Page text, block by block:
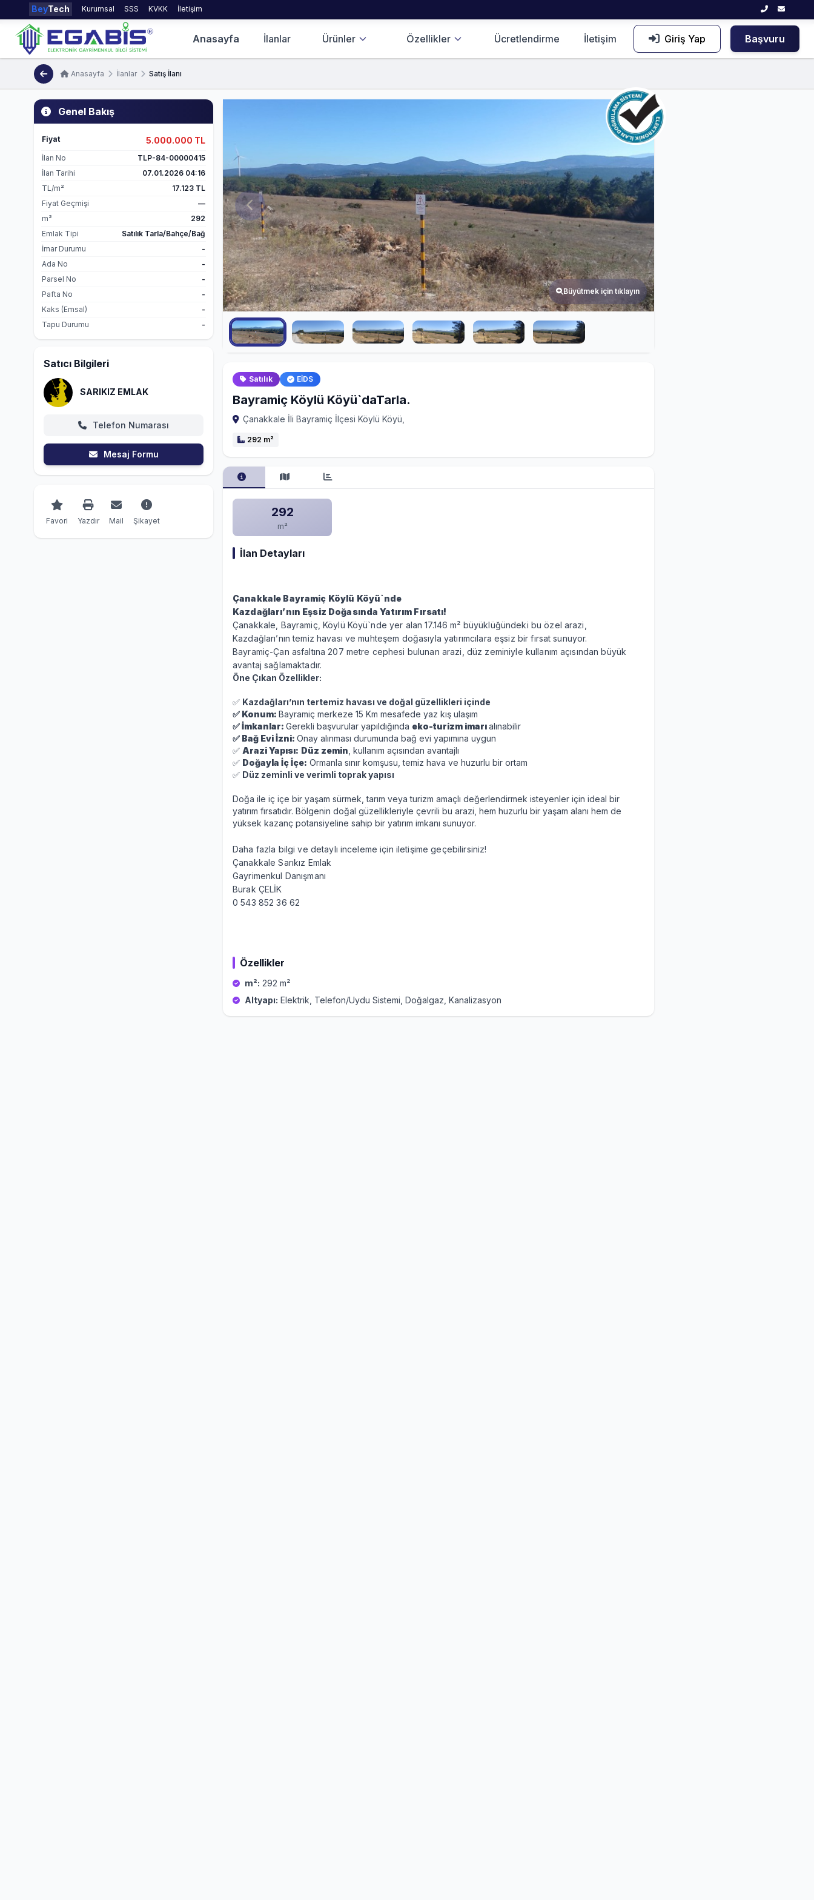
BeyTech Kurumsal SSS KVKK İletişim
Anasayfa İlanlar Ürünler Özellikler Ücretlendirme İletişim Giriş Yap Başvuru
Anasayfa İlanlar Satış İlanı
Genel Bakış
Fiyat 5.000.000 TL
İlan No
TLP-84-00000415
İlan Tarihi
07.01.2026 04:16
TL/m²
17.123 TL
Fiyat Geçmişi
—
m²
292
Emlak Tipi
Satılık Tarla/Bahçe/Bağ
İmar Durumu
-
Ada No
-
Parsel No
-
Pafta No
-
Kaks (Emsal)
-
Tapu Durumu
-
Satıcı Bilgileri
SARIKIZ EMLAK
Telefon Numarası
Mesaj Formu
Favori Yazdır Mail Şikayet
Büyütmek için tıklayın
Satılık EİDS
Bayramiç Köylü Köyü`daTarla.
Çanakkale İli Bayramiç İlçesi Köylü Köyü,
292 m²
292
m²
İlan Detayları
Çanakkale Bayramiç Köylü Köyü`nde
Kazdağları’nın Eşsiz Doğasında Yatırım Fırsatı!
Çanakkale, Bayramiç, Köylü Köyü`nde yer alan 17.146 m² büyüklüğündeki bu özel arazi,
Kazdağları’nın temiz havası ve muhteşem doğasıyla yatırımcılara eşsiz bir fırsat sunuyor.
Bayramiç-Çan asfaltına 207 metre cephesi bulunan arazi, düz zeminiyle kullanım açısından büyük
avantaj sağlamaktadır.
Öne Çıkan Özellikler:
✅ Kazdağları’nın tertemiz havası ve doğal güzellikleri içinde
✅ Konum: Bayramiç merkeze 15 Km mesafede yaz kış ulaşım
✅İmkanlar: Gerekli başvurular yapıldığında eko-turizm imarıalınabilir
✅ Bağ Evi İzni: Onay alınması durumunda bağ evi yapımına uygun
✅ Arazi Yapısı: Düz zemin, kullanım açısından avantajlı
✅ Doğayla İç İçe: Ormanla sınır komşusu, temiz hava ve huzurlu bir ortam
✅ Düz zeminli ve verimli toprak yapısı
Doğa ile iç içe bir yaşam sürmek, tarım veya turizm amaçlı değerlendirmek isteyenler için ideal bir
yatırım fırsatıdır. Bölgenin doğal güzellikleriyle çevrili bu arazi, hem huzurlu bir yaşam alanı hem de
yüksek kazanç potansiyeline sahip bir yatırım imkanı sunuyor.
Daha fazla bilgi ve detaylı inceleme için iletişime geçebilirsiniz!
Çanakkale Sarıkız Emlak
Gayrimenkul Danışmanı
Burak ÇELİK
0 543 852 36 62
Özellikler
m²: 292 m²
Altyapı: Elektrik, Telefon/Uydu Sistemi, Doğalgaz, Kanalizasyon